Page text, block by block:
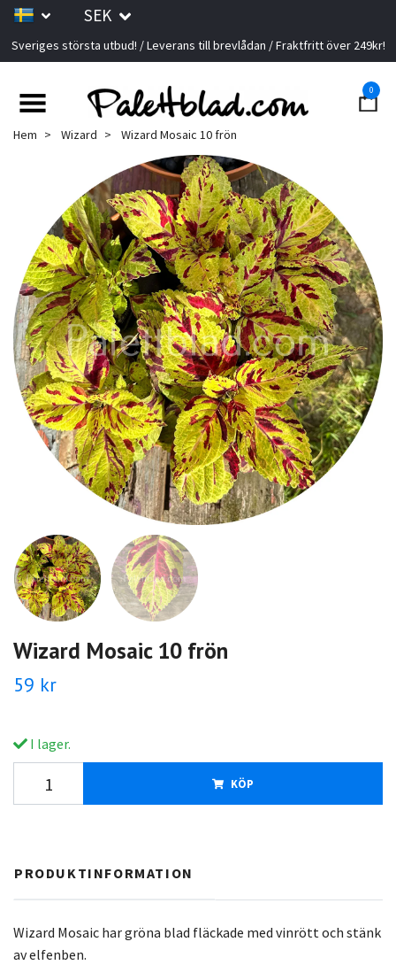
SEK
Sveriges största utbud! / Leverans till brevlådan / Fraktfritt över 249kr!
0
Hem Wizard Wizard Mosaic 10 frön
Wizard Mosaic 10 frön
59 kr
I lager.
KÖP
PRODUKTINFORMATION
Wizard Mosaic har gröna blad fläckade med vinrött och stänk
av elfenben.